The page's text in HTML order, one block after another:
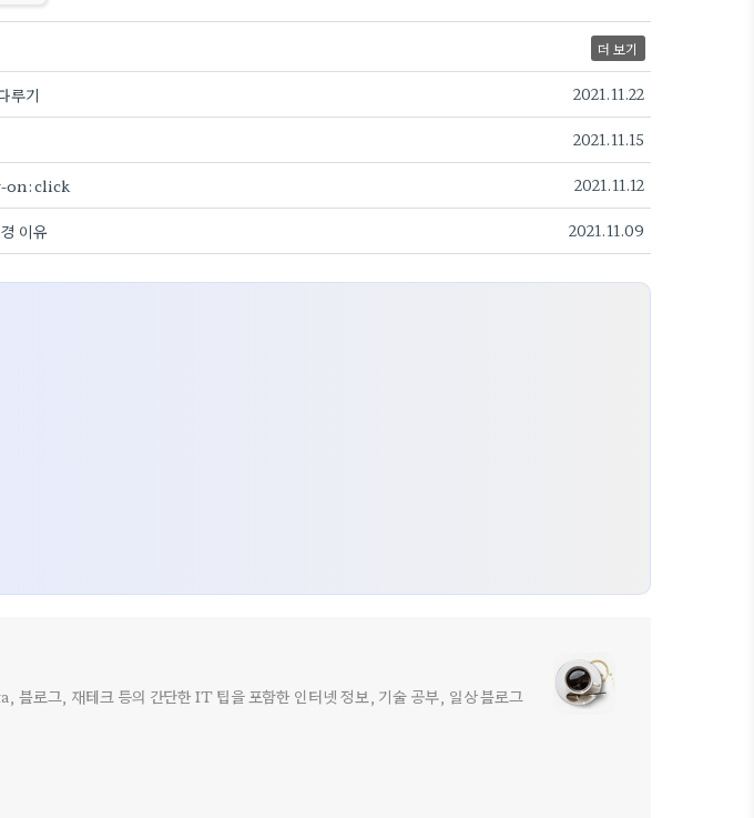
더 보기
루기 2021.11.22
2021.11.15
on:click 2021.11.12
이유 2021.11.09
로그, 재테크 등의 간단한 IT 팁을 포함한 인터넷 정보, 기술 공부, 일상 블로그